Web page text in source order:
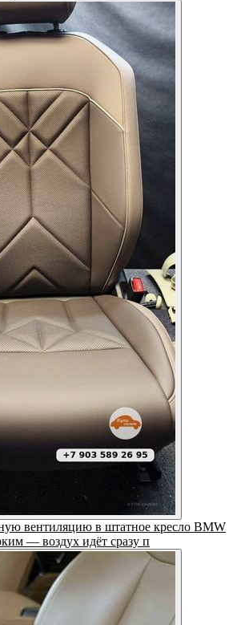
вентиляцию в штатное кресло BMW
— воздух идёт сразу п